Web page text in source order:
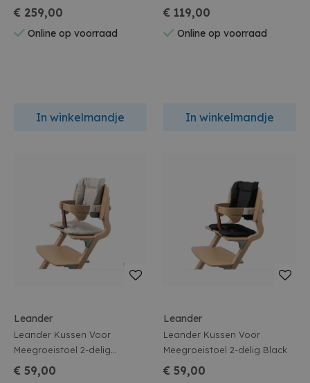
€ 259,00
Online op voorraad
In winkelmandje
€ 119,00
Online op voorraad
In winkelmandje
Leander
Leander Kussen Voor
Meegroeistoel 2-delig
Cappuccino
€ 59,00
Leander
Leander Kussen Voor
Meegroeistoel 2-delig Black
€ 59,00